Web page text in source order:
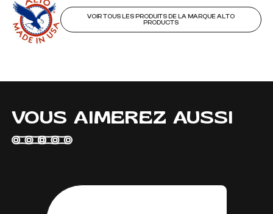
VOIR TOUS LES PRODUITS DE LA MARQUE ALTO
PRODUCTS
VOUS AIMEREZ AUSSI